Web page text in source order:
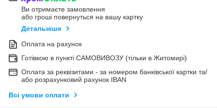
Ви отримаєте замовлення
або гроші повернуться на вашу картку
Детальніше
Оплата на рахунок
Готівкою в пункті САМОВИВОЗУ (тільки в Житомирі)
Оплата за реквізитами - за номером банківської картки та/
або розрахунковий рахунок IBAN
Всі умови оплати